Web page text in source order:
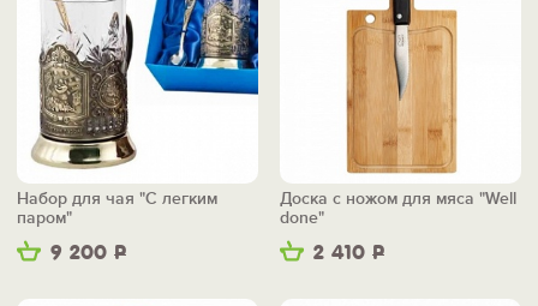
9 200 Р
Набор для чая "С легким
паром"
2 410 Р
Доска с ножом для мяса "Well
done"